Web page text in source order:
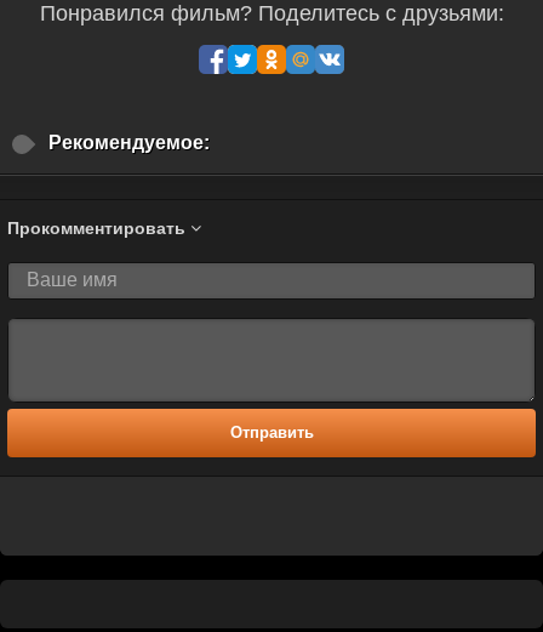
Понравился фильм? Поделитесь с друзьями:
Рекомендуемое:
Прокомментировать
Отправить